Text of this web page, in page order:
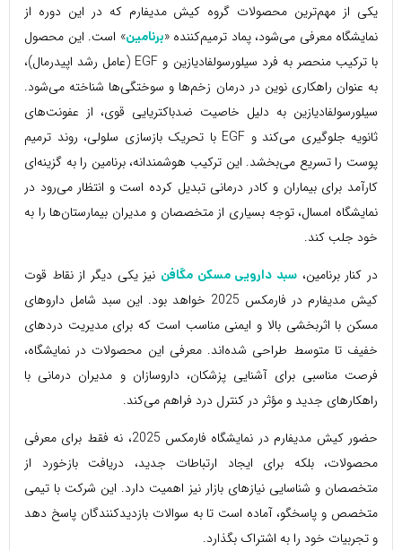
یکی از مهم‌ترین محصولات گروه کیش مدیفارم که در این دوره از
نمایشگاه معرفی می‌شود، پماد ترمیم‌کننده «برنامین» است. این محصول
با ترکیب منحصر به فرد سیلورسولفادیازین و EGF (عامل رشد اپیدرمال)،
به عنوان راهکاری نوین در درمان زخم‌ها و سوختگی‌ها شناخته می‌شود.
سیلورسولفادیازین به دلیل خاصیت ضدباکتریایی قوی، از عفونت‌های
ثانویه جلوگیری می‌کند و EGF با تحریک بازسازی سلولی، روند ترمیم
پوست را تسریع می‌بخشد. این ترکیب هوشمندانه، برنامین را به گزینه‌ای
کارآمد برای بیماران و کادر درمانی تبدیل کرده است و انتظار می‌رود در
نمایشگاه امسال، توجه بسیاری از متخصصان و مدیران بیمارستان‌ها را به
خود جلب کند.
در کنار برنامین، سبد دارویی مسکن مگافن نیز یکی دیگر از نقاط قوت
کیش مدیفارم در فارمکس 2025 خواهد بود. این سبد شامل داروهای
مسکن با اثربخشی بالا و ایمنی مناسب است که برای مدیریت دردهای
خفیف تا متوسط طراحی شده‌اند. معرفی این محصولات در نمایشگاه،
فرصت مناسبی برای آشنایی پزشکان، داروسازان و مدیران درمانی با
راهکارهای جدید و مؤثر در کنترل درد فراهم می‌کند.
حضور کیش مدیفارم در نمایشگاه فارمکس 2025، نه فقط برای معرفی
محصولات، بلکه برای ایجاد ارتباطات جدید، دریافت بازخورد از
متخصصان و شناسایی نیازهای بازار نیز اهمیت دارد. این شرکت با تیمی
متخصص و پاسخگو، آماده است تا به سوالات بازدیدکنندگان پاسخ دهد
و تجربیات خود را به اشتراک بگذارد.